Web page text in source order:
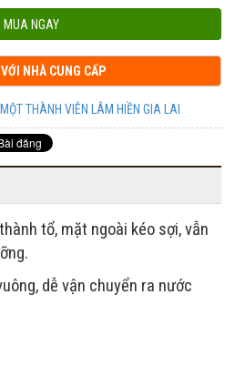
MUA NGAY
VỚI NHÀ CUNG CẤP
THÀNH VIÊN LÂM HIỀN GIA LAI
tổ, mặt ngoài kéo sợi, vẫn
dễ vận chuyển ra nước